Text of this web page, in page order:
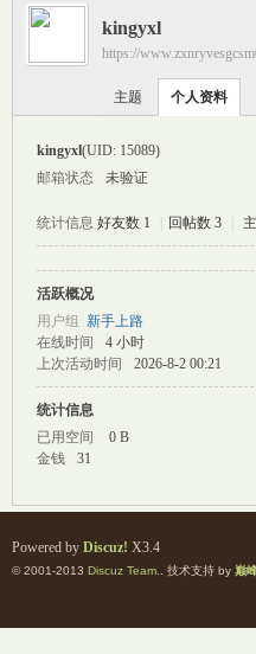
› ›
kingyxl
https://
主题 个人资料
kingyxl(UID: 15089)
邮箱状态
未验证
统计信息 好友数 1 回帖数 3
活跃概况
用户组 新手上路
在线时间
4 小时
上次活动时间
2026-8-2 00:21
统计信息
已用空间
0 B
金钱
31
Powered by Discuz! X3.4
© 2001-2013 Discuz Team. . 技术支持 by 巅